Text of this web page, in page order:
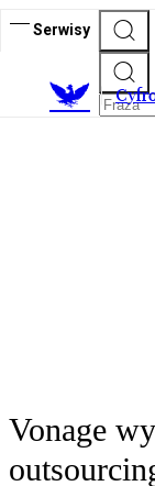
Serwisy
C
Vonage